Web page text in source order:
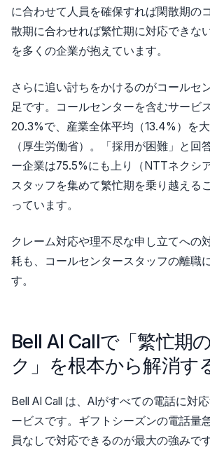
に合わせて人員を確保すれば閑散期の
散期に合わせれば繁忙期に対応でき
を多くの企業が抱えています。
さらに追い討ちをかけるのがコールセ
足です。コールセンターを含むサービ
20.3%で、産業全体平均（13.4%）を
（厚生労働省）。「採用が困難」と回
ー企業は75.5%にも上り（NTTネクシ
スタッフを集めて繁忙期を乗り越える
っています。
クレーム対応や理不尽な申し立てへの
耗も、コールセンタースタッフの離職
す。
Bell AI Callで「繁忙期
ク」を根本から解消す
Bell AI Call は、AIがすべての電話に対
ービスです。ギフトシーズンの電話量
員なしで対応できるのが最大の強みです